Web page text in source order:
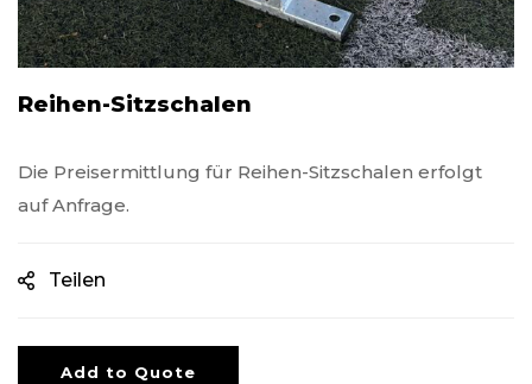
Reihen-Sitzschalen
Die Preisermittlung für Reihen-Sitzschalen erfolgt
auf Anfrage.
Teilen
Add to Quote